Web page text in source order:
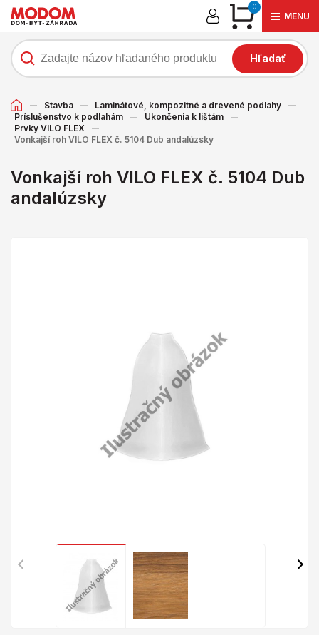
0
MENU
Hľadať
Stavba
Laminátové, kompozitné a drevené podlahy
Príslušenstvo k podlahám
Ukončenia k lištám
Prvky VILO FLEX
Vonkajší roh VILO FLEX č. 5104 Dub andalúzsky
Vonkajší roh VILO FLEX č. 5104 Dub
andalúzsky